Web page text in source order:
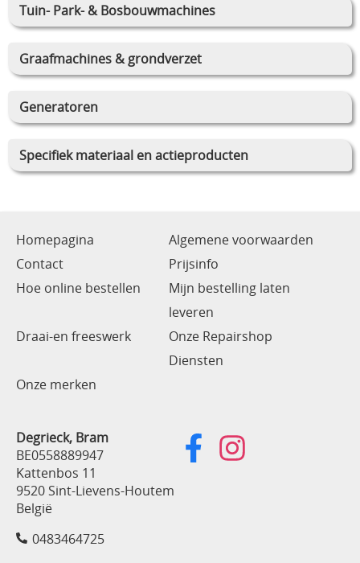
Tuin- Park- & Bosbouwmachines
Graafmachines & grondverzet
Generatoren
Specifiek materiaal en actieproducten
Homepagina
Algemene voorwaarden
Contact
Prijsinfo
Hoe online bestellen
Mijn bestelling laten
leveren
Draai-en freeswerk
Onze Repairshop
Diensten
Onze merken
Degrieck, Bram
BE0558889947
Kattenbos 11
9520 Sint-Lievens-Houtem
België
0483464725